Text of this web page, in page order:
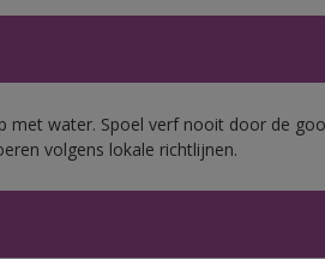
met water. Spoel verf nooit door de
volgens lokale richtlijnen.